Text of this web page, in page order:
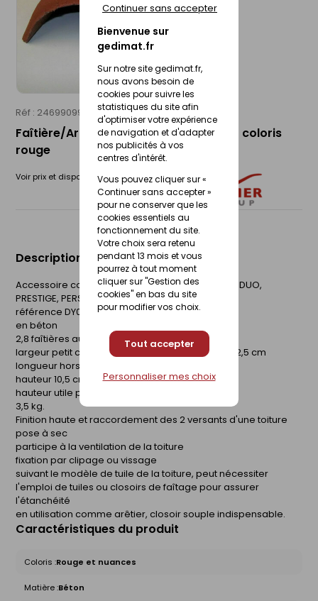
Bienvenue sur
gedimat.fr
Sur notre site gedimat.fr,
nous avons besoin de
cookies pour suivre les
statistiques du site afin
d'optimiser votre expérience
de navigation et d'adapter
nos publicités à vos
centres d'intérêt.
Vous pouvez cliquer sur «
Continuer sans accepter »
pour ne conserver que les
cookies essentiels au
fonctionnement du site.
Votre choix sera retenu
pendant 13 mois et vous
pourrez à tout moment
cliquer sur "Gestion des
cookies" en bas du site
pour modifier vos choix.
Tout accepter
Continuer sans accepter
Personnaliser mes choix
Réf : 24699099 MONIER
Faîtière/Arêtier de 42 à recouvrement coloris
rouge
Voir prix et disponibilité en magasin
Description du produit
Accessoire commun aux tuiles DOUBLE ROMANE, DUO,
PRESTIGE, PERSPECTIVE, PLEIN CIEL et TRADIPANNE
référence DY030
en béton
2,8 faîtières au mètre
largeur petit coté 18,5 cm, grand coté intérieur 22,5 cm
longueur hors tout 42 cm
hauteur 10,5 cm
hauteur utile petit coté 6 cm
3,5 kg.
Finition haute et raccordement des 2 versants d'une toiture
pose à sec
participe à la ventilation de la toiture
fixation par clipage ou vissage
suivant le modèle de tuile de la toiture, peut nécessiter
l'emploi de tuiles ou closoirs de faîtage pour assurer
l'étanchéité
en utilisation comme arêtier, closoir souple indispensable.
Caractéristiques du produit
Coloris :Rouge et nuances
Matière :Béton